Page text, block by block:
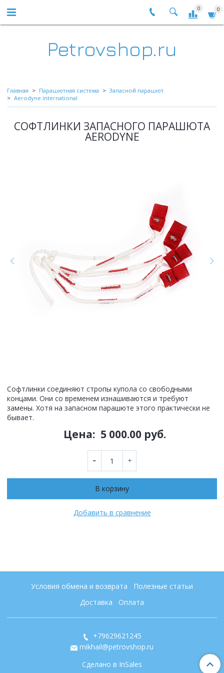
0 0
Petrovshop.ru
Главная Парашютная система
Запасной парашют
Aerodyne international
СОФТЛИНКИ ЗАПАСНОГО ПАРАШЮТА
AERODYNE
Софтлинки соединяют стропы купола со свободными
концами. Они со временем изнашиваются и требуют
замены. Хотя на запасном парашюте этого практически не
бывает.
Цена: 5 000.00 руб.
В корзину
Добавить в сравнение
Условия обмена и возврата
Полезные статьи
Доставка
Оплата
+79629621245
mikhail@petrovshop.ru
Сделано в InSales